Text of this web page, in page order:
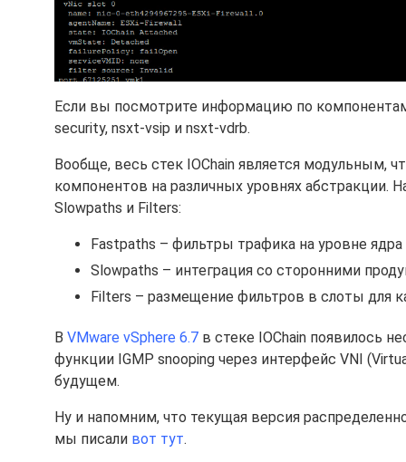
Если вы посмотрите информацию по
security, nsxt-vsip и nsxt-vdrb.
Вообще, весь стек IOChain является модульным,
компонентов на различных уровнях абстракции.
Slowpaths и Filters:
Fastpaths – фильтры трафика на уровне ядра
Slowpaths – интеграция со сторонними
Filters – размещение фильтров в слоты для
В VMware vSphere 6.7 в стеке IOChain появилось
функции IGMP snooping через интерфейс VNI
будущем.
Ну и напомним, что текущая версия
мы писали вот тут.